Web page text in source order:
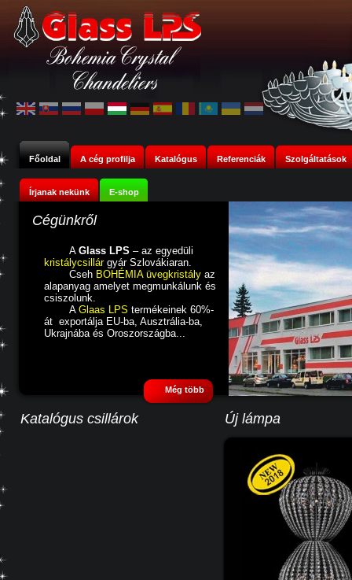
Főoldal A cég profilja Katalógus Referenciák Szolgáltatások
Írjanak nekünk E-shop
Cégünkről
A Glass LPS – az egyedüli
kristálycsillárgyár Szlovákiaran.
Cseh BOHÉMIA üvegkristály az
alapanyag amelyet megmunkálunk és
csiszolunk.
A Glaas LPS termékeinek 60%-
át exportálja EU-ba, Ausztrália-ba,
Ukrajnába és Oroszországba...
Még több
Katalógus csillárok Új lámpa